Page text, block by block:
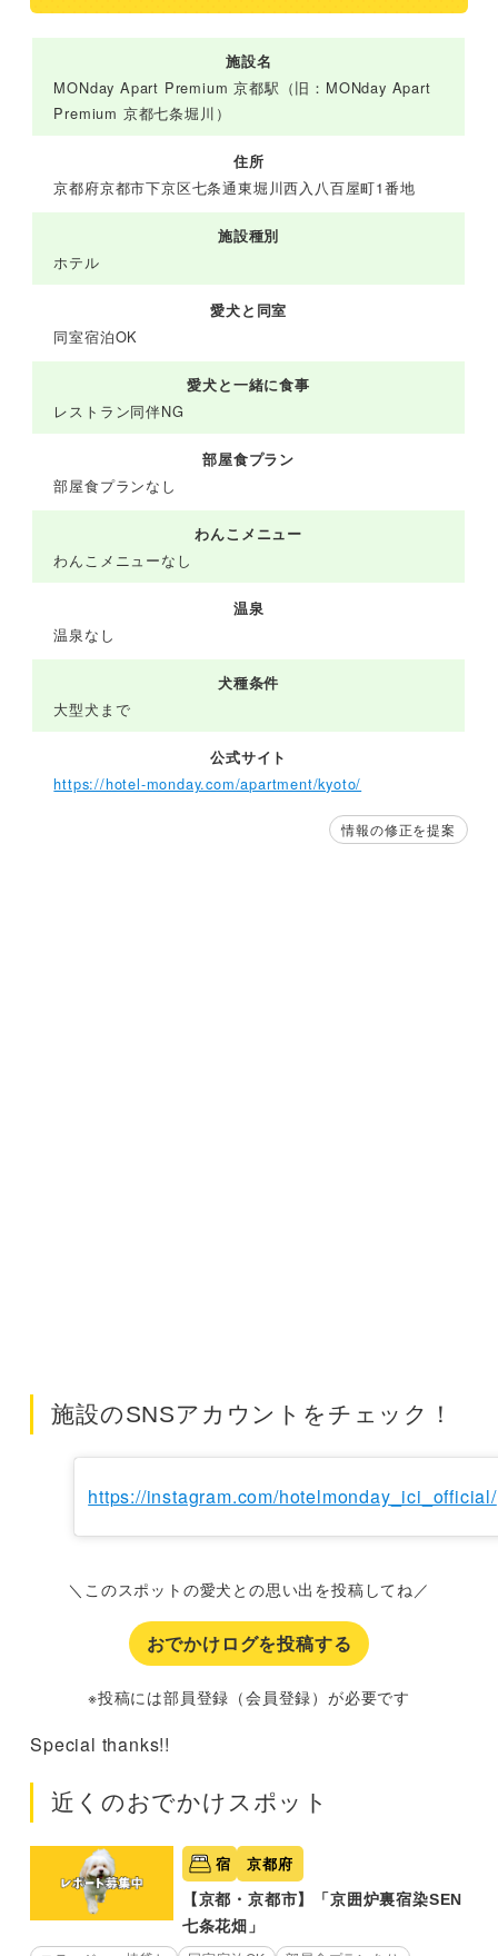
施設名
MONday Apart Premium 京都駅（旧：MONday Apart
Premium 京都七条堀川）
住所
京都府京都市下京区七条通東堀川西入八百屋町1番地
施設種別
ホテル
愛犬と同室
同室宿泊OK
愛犬と一緒に食事
レストラン同伴NG
部屋食プラン
部屋食プランなし
わんこメニュー
わんこメニューなし
温泉
温泉なし
犬種条件
大型犬まで
公式サイト
https://hotel-monday.com/apartment/kyoto/
情報の修正を提案
施設のSNSアカウントをチェック！
https://instagram.com/hotelmonday_ici_official/
＼このスポットの愛犬との思い出を投稿してね／
おでかけログを投稿する
※投稿には部員登録（会員登録）が必要です
Special thanks!!
近くのおでかけスポット
宿 京都府
【京都・京都市】「京囲炉裏宿染SEN
七条花畑」